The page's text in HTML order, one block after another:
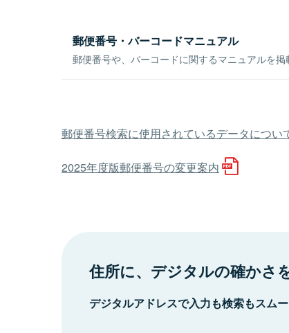
郵便番号・バーコードマニュアル
郵便番号や、バーコードに関するマニュアルを掲
郵便番号検索に使用されているデータについ
2025年度版郵便番号の変更案内
住所に、デジタルの確かさを
デジタルアドレスで入力も検索もスムー